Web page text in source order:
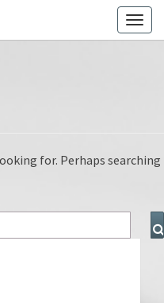
for. Perhaps searching